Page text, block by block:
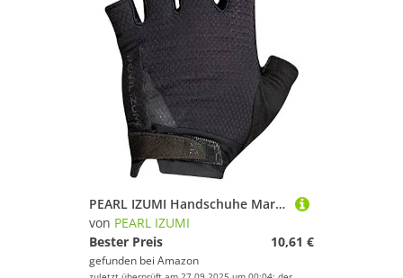
PEARL IZUMI Handschuhe Markenmodell W Elite Handschuhe Gel
von PEARL IZUMI
Bester Preis
10,61 €
gefunden bei Amazon